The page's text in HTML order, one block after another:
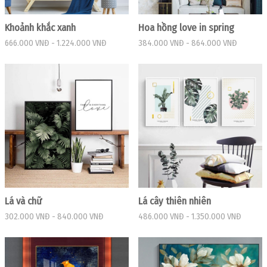
Khoảnh khắc xanh
666.000 VNĐ - 1.224.000 VNĐ
Hoa hồng love in spring
384.000 VNĐ - 864.000 VNĐ
Lá và chữ
302.000 VNĐ - 840.000 VNĐ
Lá cây thiên nhiên
486.000 VNĐ - 1.350.000 VNĐ